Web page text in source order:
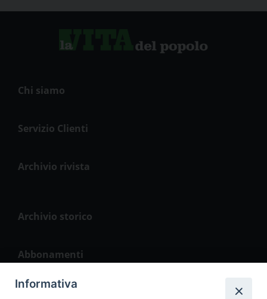
Chi siamo
Servizio Clienti
Archivio rivista
Archivio storico
Abbonamenti
Informativa